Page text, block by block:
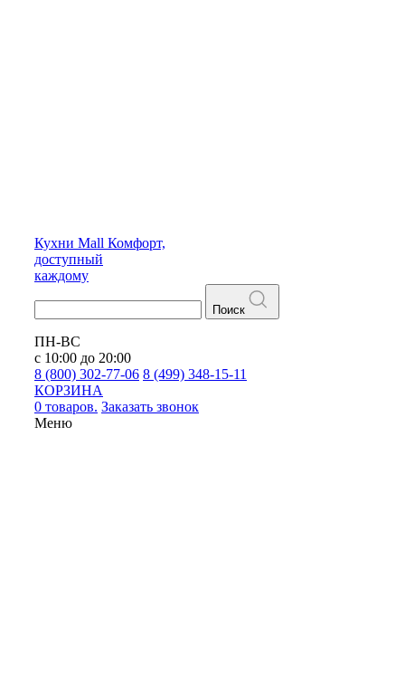
Кухни Mall Комфорт,
доступный
каждому
Поиск
ПН-ВС
с 10:00 до 20:00
8 (800) 302-77-06 8 (499) 348-15-11
КОРЗИНА
0 товаров. Заказать звонок
Меню